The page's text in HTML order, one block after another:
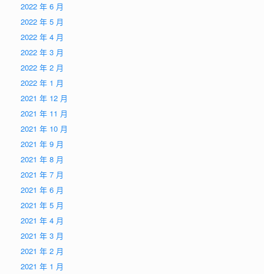
2022 年 6 月
2022 年 5 月
2022 年 4 月
2022 年 3 月
2022 年 2 月
2022 年 1 月
2021 年 12 月
2021 年 11 月
2021 年 10 月
2021 年 9 月
2021 年 8 月
2021 年 7 月
2021 年 6 月
2021 年 5 月
2021 年 4 月
2021 年 3 月
2021 年 2 月
2021 年 1 月